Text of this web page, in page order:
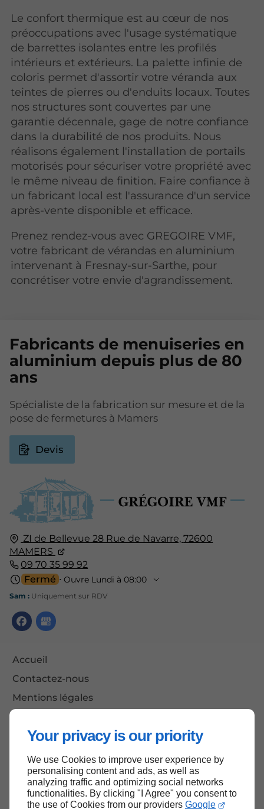
Your privacy is our priority
We use Cookies to improve user experience by
personalising content and ads, as well as
analyzing traffic and optimizing social networks
functionalities. By clicking "I Agree" you consent to
the use of Cookies from our providers Google
Le confort thermique est au cœur de nos
préoccupations avec l'usage systématique
de barrettes isolantes entre les profilés
intérieurs et extérieurs. La palette infinie de
coloris permet d'assortir votre véranda aux
teintes de pierres ou d'enduits locaux. Toutes
nos structures sont couvertes par une
garantie décennale, gage de notre confiance
dans la durabilité de nos produits. Nous
réalisons également l'installation de portails
motorisés pour sécuriser votre propriété avec
le même niveau de finition. Faire confiance à
un fabricant local est l'assurance d'un service
après-vente disponible et efficace.
Prenez rendez-vous avec GREGOIRE VMF,
votre fabricant de vérandas en aluminium
intervenant à Fresnay-sur-Sarthe, pour
concrétiser votre envie d'agrandissement.
ZI de Bellevue 28 Rue de Navarre,72600
MAMERS
09 70 35 99 92
Fermé ⋅ Ouvre Lundi à 08:00
Sam : Uniquement sur RDV
Accueil
Contactez-nous
Mentions légales
Fabricants de menuiseries en
aluminium depuis plus de 80
ans
Spécialiste de la fabrication sur mesure et de la
pose de fermetures à Mamers
Devis
Haut de page